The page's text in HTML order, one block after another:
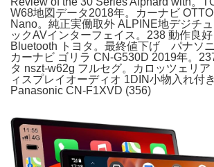
W68地図データ2018年。カーナビ
Nano。純正実働取外 ALPINE地デジチ
ックAVインターフェイス。238 動作良
Bluetooth トヨタ。最終値下げ パナソ
カーナビ ゴリラ CN-G530D 2019年。
タ nszt-w62g フルセグ。カロッツェリ
ィスプレイオーディオ 1DIN小物入れ付
Panasonic CN-F1XVD (356)